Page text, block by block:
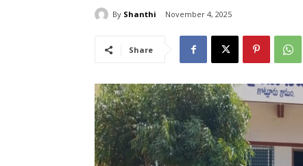
By Shanthi November 4, 2025
Share